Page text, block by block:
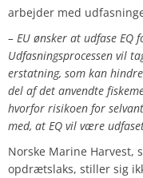
arbejder med
– EU ønsker at udfase EQ
Udfasningsprocessen vil
erstatning, som kan
del af det anvendte
hvorfor risikoen for
med, at EQ vil være
Norske Marine Harvest,
opdrætslaks, stiller sig